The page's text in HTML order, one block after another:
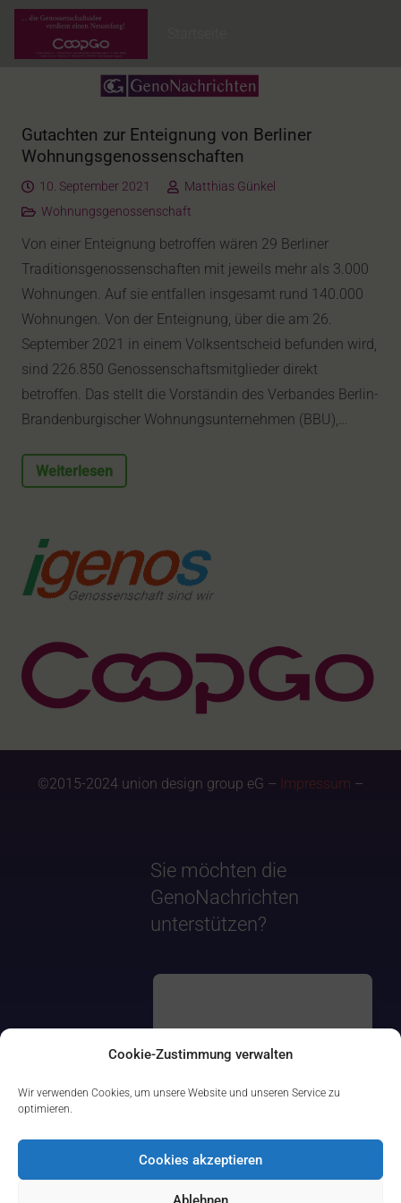
Cookie-Zustimmung verwalten
Wir verwenden Cookies, um unsere Website und unseren Service zu
optimieren.
Cookies akzeptieren
Gutachten zur Enteignung von Berliner
Wohnungsgenossenschaften
10. September 2021
Matthias Günkel
Wohnungsgenossenschaft
Von einer Enteignung betroffen wären 29 Berliner
Traditionsgenossenschaften mit jeweils mehr als 3.000
Wohnungen. Auf sie entfallen insgesamt rund 140.000
Wohnungen. Von der Enteignung, über die am 26.
September 2021 in einem Volksentscheid befunden wird,
sind 226.850 Genossenschaftsmitglieder direkt
betroffen. Das stellt die Vorständin des Verbandes Berlin-
Brandenburgischer Wohnungsunternehmen (BBU),…
Weiterlesen
©2015-2024 union design group eG – Impressum –
Sie möchten die
GenoNachrichten
unterstützen?